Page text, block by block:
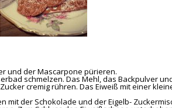
und der Mascarpone pürieren.
schmelzen. Das Mehl, das Backpulver
cremig rühren. Das Eiweiß mit einer
mit der Schokolade und der Eigelb-